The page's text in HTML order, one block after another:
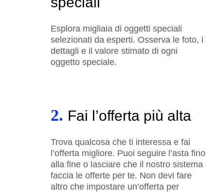
Esplora migliaia di oggetti speciali
selezionati da esperti. Osserva le foto, i
dettagli e il valore stimato di ogni
oggetto speciale.
2. Fai l’offerta più alta
Trova qualcosa che ti interessa e fai
l’offerta migliore. Puoi seguire l’asta fino
alla fine o lasciare che il nostro sistema
faccia le offerte per te. Non devi fare
altro che impostare un’offerta per